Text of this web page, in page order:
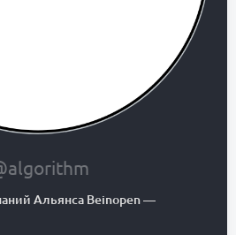
Альянса Beinopen—